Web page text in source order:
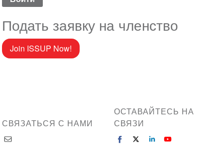
Подать заявку на членство
Join ISSUP Now!
СВЯЗАТЬСЯ С НАМИ
ОСТАВАЙТЕСЬ НА
СВЯЗИ